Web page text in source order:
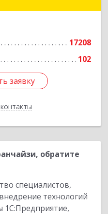
17208
102
заявку
заявку
обратите
специалистов,
технологий
1С:Предприятие,